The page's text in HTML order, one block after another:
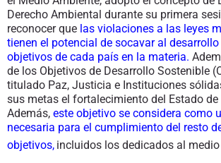
Derecho Ambiental durante su primera
reconocer que las violaciones a las leyes
tienen el potencial de socavar al
objetivos de cada país en la materia.
de los Objetivos de Desarrollo Sostenible
titulado Paz, Justicia e Instituciones
sus metas el fortalecimiento del Estado de
Además, este objetivo se considera como
necesaria para el cumplimiento del resto
objetivos, incluidos los dedicados al